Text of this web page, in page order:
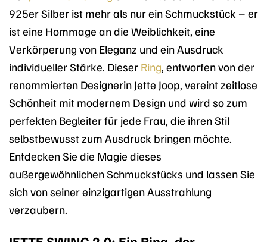
925er Silber ist mehr als nur ein Schmuckstück – er
ist eine Hommage an die Weiblichkeit, eine
Verkörperung von Eleganz und ein Ausdruck
individueller Stärke. Dieser Ring , entworfen von der
renommierten Designerin Jette Joop, vereint zeitlose
Schönheit mit modernem Design und wird so zum
perfekten Begleiter für jede Frau, die ihren Stil
selbstbewusst zum Ausdruck bringen möchte.
Entdecken Sie die Magie dieses
außergewöhnlichen Schmuckstücks und lassen Sie
sich von seiner einzigartigen Ausstrahlung
verzaubern.